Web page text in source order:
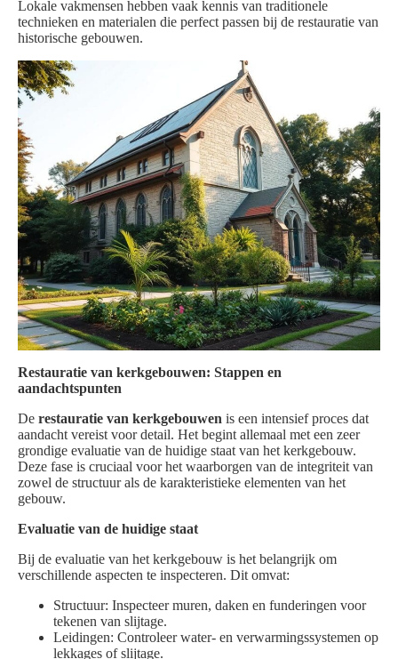
Lokale vakmensen hebben vaak kennis van traditionele
technieken en materialen die perfect passen bij de restauratie van
historische gebouwen.
Restauratie van kerkgebouwen: Stappen en
aandachtspunten
De restauratie van kerkgebouwen is een intensief proces dat
aandacht vereist voor detail. Het begint allemaal met een zeer
grondige evaluatie van de huidige staat van het kerkgebouw.
Deze fase is cruciaal voor het waarborgen van de integriteit van
zowel de structuur als de karakteristieke elementen van het
gebouw.
Evaluatie van de huidige staat
Bij de evaluatie van het kerkgebouw is het belangrijk om
verschillende aspecten te inspecteren. Dit omvat:
Structuur: Inspecteer muren, daken en funderingen voor
tekenen van slijtage.
Leidingen: Controleer water- en verwarmingssystemen op
lekkages of slijtage.